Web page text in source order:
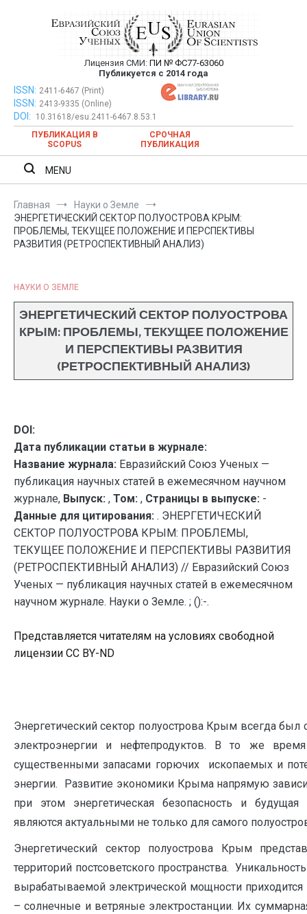
Евразийский Союз Ученых —
публикация научных статей в
ежемесячном научном журнале
Лицензия СМИ: ПИ № ФС77-63060
Публикуется с 2014 года
Евразийский Союз Ученых — публикация научных статей в
ежемесячном научном журнале
ISSN: 2411-6467 (Print)
ISSN: 2413-9335 (Online)
DOI:
10.31618/esu.2411-6467.8.53.1
ПУБЛИКАЦИЯ В
SCOPUS
СРОЧНАЯ
ПУБЛИКАЦИЯ
MENU
Главная
Науки о Земле
ЭНЕРГЕТИЧЕСКИЙ СЕКТОР ПОЛУОСТРОВА КРЫМ:
ПРОБЛЕМЫ, ТЕКУЩЕЕ ПОЛОЖЕНИЕ И ПЕРСПЕКТИВЫ
РАЗВИТИЯ (РЕТРОСПЕКТИВНЫЙ АНАЛИЗ)
НАУКИ О ЗЕМЛЕ
ЭНЕРГЕТИЧЕСКИЙ СЕКТОР ПОЛУОСТРОВА
КРЫМ: ПРОБЛЕМЫ, ТЕКУЩЕЕ ПОЛОЖЕНИЕ
И ПЕРСПЕКТИВЫ РАЗВИТИЯ
(РЕТРОСПЕКТИВНЫЙ АНАЛИЗ)
DOI:
Дата публикации статьи в журнале:
Название журнала: Евразийский Союз Ученых —
публикация научных статей в ежемесячном научном
журнале, Выпуск: , Том: , Страницы в выпуске: -
Данные для цитирования: . ЭНЕРГЕТИЧЕСКИЙ
СЕКТОР ПОЛУОСТРОВА КРЫМ: ПРОБЛЕМЫ,
ТЕКУЩЕЕ ПОЛОЖЕНИЕ И ПЕРСПЕКТИВЫ РАЗВИТИЯ
(РЕТРОСПЕКТИВНЫЙ АНАЛИЗ) // Евразийский Союз
Ученых — публикация научных статей в ежемесячном
научном журнале. Науки о Земле. ; ():-.
Представляется читателям на условиях свободной
лицензии CC BY-ND
Энергетический сектор полуострова Крым всегда был
электроэнергии и нефтепродуктов. В то же
существенными запасами горючих ископаемых и
энергии. Развитие экономики Крыма напрямую
при этом энергетическая безопасность и будущая
являются актуальными не только для самого
Энергетический сектор полуострова Крым
территорий постсоветского пространства.
вырабатываемой электрической мощности
– солнечные и ветряные электростанции. Их